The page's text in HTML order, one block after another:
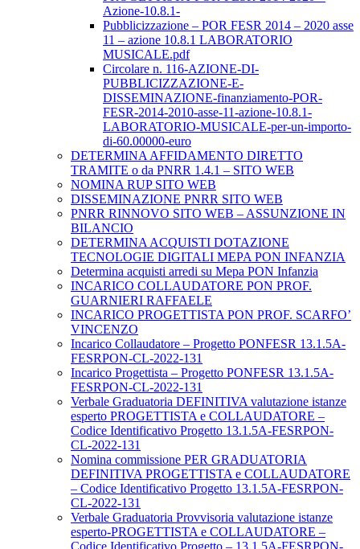
Azione-10.8.1-
Pubblicizzazione – POR FESR 2014 – 2020 asse
11 – azione 10.8.1 LABORATORIO
MUSICALE.pdf
Circolare n. 116-AZIONE-DI-
PUBBLICIZZAZIONE-E-
DISSEMINAZIONE-finanziamento-POR-
FESR-2014-2010-asse-11-azione-10.8.1-
LABORATORIO-MUSICALE-per-un-importo-
di-60.00000-euro
DETERMINA AFFIDAMENTO DIRETTO
TRAMITE o da PNRR 1.4.1 – SITO WEB
NOMINA RUP SITO WEB
DISSEMINAZIONE PNRR SITO WEB
PNRR RINNOVO SITO WEB – ASSUNZIONE IN
BILANCIO
DETERMINA ACQUISTI DOTAZIONE
TECNOLOGIE DIGITALI MEPA PON INFANZIA
Determina acquisti arredi su Mepa PON Infanzia
INCARICO COLLAUDATORE PON PROF.
GUARNIERI RAFFAELE
INCARICO PROGETTISTA PON PROF. SCARFO’
VINCENZO
Incarico Collaudatore – Progetto PONFESR 13.1.5A-
FESRPON-CL-2022-131
Incarico Progettista – Progetto PONFESR 13.1.5A-
FESRPON-CL-2022-131
Verbale Graduatoria DEFINITIVA valutazione istanze
esperto PROGETTISTA e COLLAUDATORE –
Codice Identificativo Progetto 13.1.5A-FESRPON-
CL-2022-131
Nomina commissione PER GRADUATORIA
DEFINITIVA PROGETTISTA e COLLAUDATORE
– Codice Identificativo Progetto 13.1.5A-FESRPON-
CL-2022-131
Verbale Graduatoria Provvisoria valutazione istanze
esperto-PROGETTISTA e COLLAUDATORE –